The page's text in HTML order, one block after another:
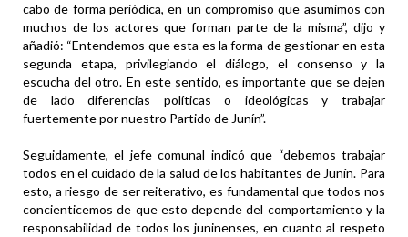
cabo de forma periódica, en un compromiso que asumimos con
muchos de los actores que forman parte de la misma”, dijo y
añadió: “Entendemos que esta es la forma de gestionar en esta
segunda etapa, privilegiando el diálogo, el consenso y la
escucha del otro. En este sentido, es importante que se dejen
de lado diferencias políticas o ideológicas y trabajar
fuertemente por nuestro Partido de Junín”.
Seguidamente, el jefe comunal indicó que “debemos trabajar
todos en el cuidado de la salud de los habitantes de Junín. Para
esto, a riesgo de ser reiterativo, es fundamental que todos nos
concienticemos de que esto depende del comportamiento y la
responsabilidad de todos los juninenses, en cuanto al respeto